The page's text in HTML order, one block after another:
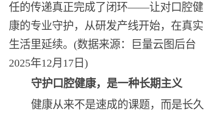
任的传递真正完成了闭环——让对口腔健
康的专业守护，从研发产线开始，在真实
生活里延续。(数据来源：巨量云图后台
2025年12月17日)
守护口腔健康，是一种长期主义
健康从来不是速成的课题，而是长久